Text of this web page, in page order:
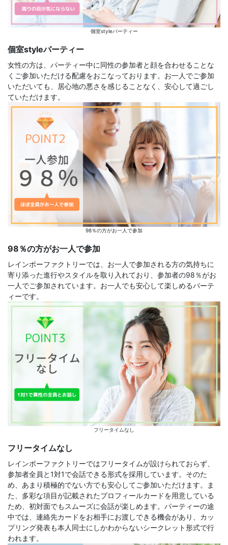
個室styleパーティー
個室styleパーティー
女性の方は、パーティー中に同性の参加者と顔を合わせることな
くご参加いただける配慮をおこなっております。お一人でご参加
いただいても、居心地の悪さを感じることなく、安心して過ごし
ていただけます。
98％の方がお一人で参加
98％の方がお一人で参加
レインボーファクトリーでは、お一人で参加される方の気持ちに
寄り添った進行やスタイルを取り入れており、参加者の98％がお
一人でご参加されています。お一人でも安心して楽しめるパーテ
ィーです。
フリータイムなし
フリータイムなし
レインボーファクトリーではフリータイムが設けられておらず、
参加者全員と1対1で会話できる形式を採用しています。そのた
め、あまり積極的でない方でも安心してご参加いただけます。ま
た、多彩な項目が記載されたプロフィールカードを用意している
ため、初対面でもスムーズに会話が楽しめます。パーティーの途
中では、連絡先カードをお相手にお渡しできる機会があり、カッ
プリング発表も本人同士にしかわからないシークレット形式で行
われます。